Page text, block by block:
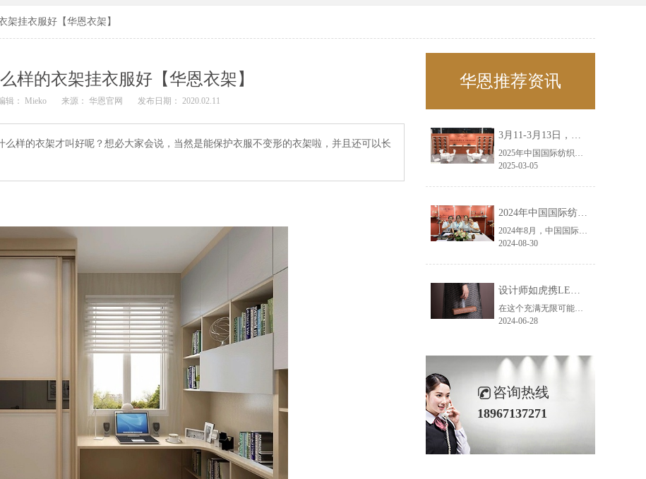
架挂衣服好【华恩衣架】
样的衣架挂衣服好【华恩衣架】
辑： Mieko 来源： 华恩官网 发布日期： 2020.02.11
样的衣架才叫好呢？想必大家会说，当然是能保护衣服不变形的衣架啦，并且还可以长
华恩推荐资讯
3月11-3月13日，华恩诚邀您共赴上海面辅料春夏展——华恩
2025年中国国际纺织面料及辅料（春夏）博览会即将盛大开启！感谢您对华恩品牌的关注！3.11-3.13，杭州华恩（LEMONLEE）诚邀您共赴这场春日的宴会！
2025-03-05
2024年中国国际纺织面料及辅料（秋冬）博览会完美收官！——华恩
2024年8月，中国国际纺织面料及辅料（秋冬）博览会完美收官！作为一家拥有30年历史的专业衣架制造商，我们非常荣幸能够参与这一盛会，并在此期间与众多客户进行了广泛而深入的交流。
2024-08-30
设计师如虎携LEMONLEE红雪松礼盒荣获第六届未来·已来香港新锐当代设计奖铜奖
在这个充满无限可能的2024年夏季，LEMONLEE品牌设计师如虎以其非凡的创意与对自然的深刻理解，精心打造的红雪松木球礼盒，在“2024未来·已来——第六届香港新锐当代设计奖”中摘得铜奖。这不仅是对设计师如虎原创设计能力的嘉奖，更是对LEMONLEE品牌的高度认可。
2024-06-28
咨询热线
18967137271